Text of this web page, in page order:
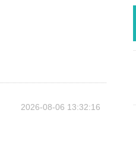
2026-08-06 13:32:16